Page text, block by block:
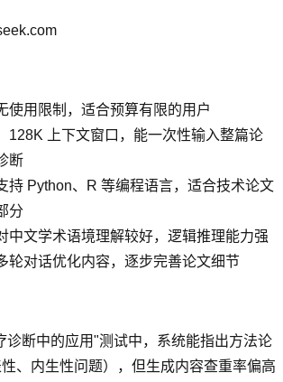
使用限制，适合预算有限的用户
128K 上下文窗口，能一次性输入整篇论
断
持 Python、R 等编程语言，适合技术论文
分
中文学术语境理解较好，逻辑推理能力强
轮对话优化内容，逐步完善论文细节
诊断中的应用"测试中，系统能指出方法论
、内生性问题），但生成内容查重率偏高